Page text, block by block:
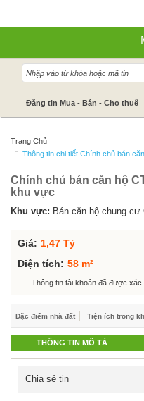
Nhà đất bán
Cần mua - Cần thuê
Dự án
Tin tức
Báo giá dịch vụ
Hỗ trợ góp ý
Đăng tin Mua - Bán - Cho thuê
Trang Chủ
Thông tin chi tiết Chính chủ bán
Chính chủ bán căn hộ
khu vực
Khu vực: Bán căn hộ chung cư
Giá: 1,47 Tỷ
Diện tích: 58 m²
Thông tin tài khoản đã được xác
Đặc điểm nhà đất Tiện ích trong
THÔNG TIN MÔ TẢ
Chia sẻ tin